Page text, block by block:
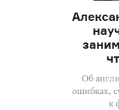
Об
ошибках,
к